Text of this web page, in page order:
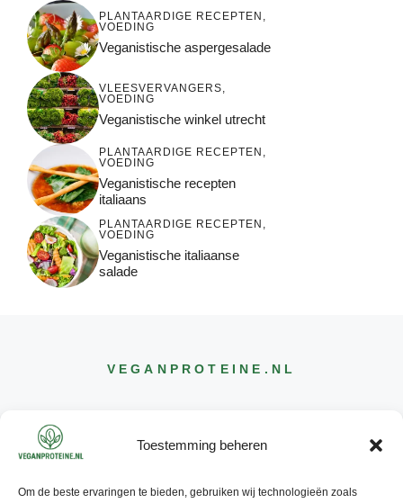
Toestemming beheren
Om de beste ervaringen te bieden, gebruiken wij technologieën zoals
PLANTAARDIGE RECEPTEN ,
VOEDING
Veganistische aspergesalade
VLEESVERVANGERS,
VOEDING
Veganistische winkel utrecht
PLANTAARDIGE RECEPTEN ,
VOEDING
Veganistische recepten
italiaans
PLANTAARDIGE RECEPTEN ,
VOEDING
Veganistische italiaanse
salade
VEGANPROTEINE .NL
CONTACT